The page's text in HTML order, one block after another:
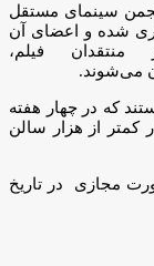
از سال ۱۹۹۵ توسط انجمن سینمای مستقل
شده و اعضای آن
فیلم،
می‌شوند.
که در چهار هفته
از هزار سالن
مجازی در تاریخ